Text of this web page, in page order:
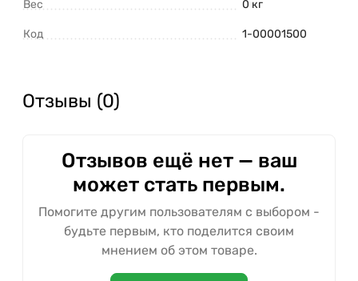
Вес 0 кг
Код 1-00001500
Отзывы (0)
Отзывов ещё нет — ваш
может стать первым.
Помогите другим пользователям с выбором -
будьте первым, кто поделится своим
мнением об этом товаре.